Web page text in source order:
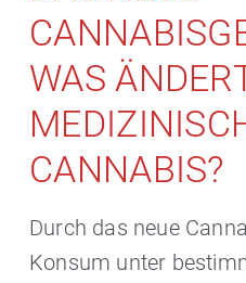
WAS
CANNABIS?
Durch das neue
Konsum unter